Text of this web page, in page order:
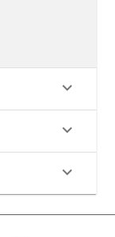
keyboard_arrow_down
keyboard_arrow_down
keyboard_arrow_down